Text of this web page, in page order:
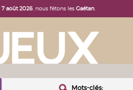
7 août 2026 , nous fêtons lesGaétan
Mots-clés :